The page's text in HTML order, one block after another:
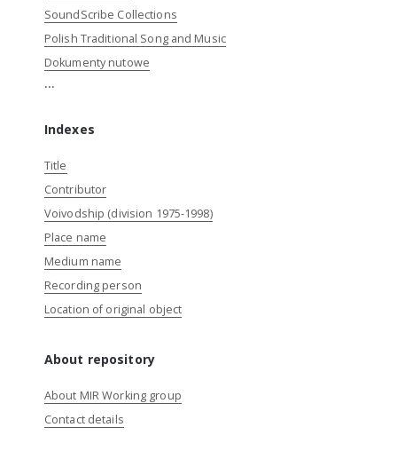
SoundScribe Collections
Polish Traditional Song and Music
Dokumenty nutowe
...
Indexes
Title
Contributor
Voivodship (division 1975-1998)
Place name
Medium name
Recording person
Location of original object
About repository
About MIR Working group
Contact details